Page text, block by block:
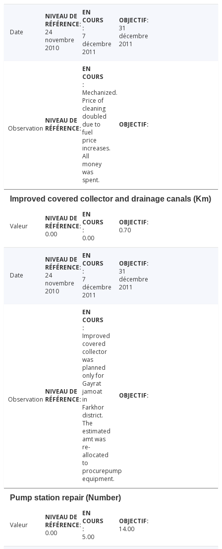
Date
24
novembre
2010
7
décembre
2011
31
décembre
2011
Observation
Mechanized.
Price of
cleaning
doubled
due to
fuel
price
increases.
All
money
was
spent.
Improved covered collector and drainage canals (Km)
Valeur
0.00
0.00
0.70
Date
24
novembre
2010
7
décembre
2011
31
décembre
2011
Observation
Improved
covered
collector
was
planned
only for
Gayrat
jamoat
in
Farkhor
district.
The
estimated
amt was
re-
allocated
to
procurepump
equipment.
Pump station repair (Number)
Valeur
0.00
5.00
14.00